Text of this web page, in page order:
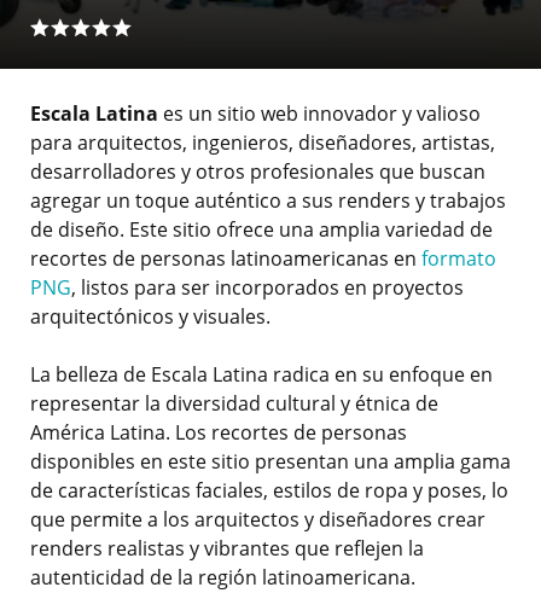
Escala Latina es un sitio web innovador y valioso
para arquitectos, ingenieros, diseñadores, artistas,
desarrolladores y otros profesionales que buscan
agregar un toque auténtico a sus renders y trabajos
de diseño. Este sitio ofrece una amplia variedad de
recortes de personas latinoamericanas en formato
PNG, listos para ser incorporados en proyectos
arquitectónicos y visuales.
La belleza de Escala Latina radica en su enfoque en
representar la diversidad cultural y étnica de
América Latina. Los recortes de personas
disponibles en este sitio presentan una amplia gama
de características faciales, estilos de ropa y poses, lo
que permite a los arquitectos y diseñadores crear
renders realistas y vibrantes que reflejen la
autenticidad de la región latinoamericana.